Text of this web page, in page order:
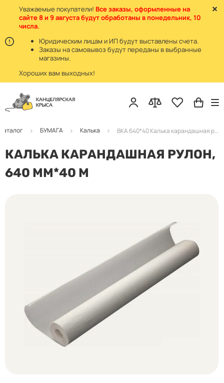
Уважаемые покупатели! Все заказы, оформленные на
сайте 8 и 9 августа будут обработаны в понедельник, 10
числа.
Юридическим лицам и ИП будут выставлены счета.
Заказы на самовывоз будут переданы в выбранные
магазины.
Хороших вам выходных!
Каталог БУМАГА Калька BKA 640*40 Калька карандашная рулон (1/10) БЧП-640
КАЛЬКА КАРАНДАШНАЯ РУЛОН,
640 ММ*40 М